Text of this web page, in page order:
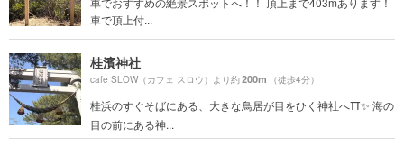
車で頂上付...
桂濱神社
cafe SLOW（カフェ スロウ）より約200m （徒歩4分）
桂浜のすぐそばにある、大きな鳥居が目をひく神社へ⛩✨ 海の
目の前にある神...